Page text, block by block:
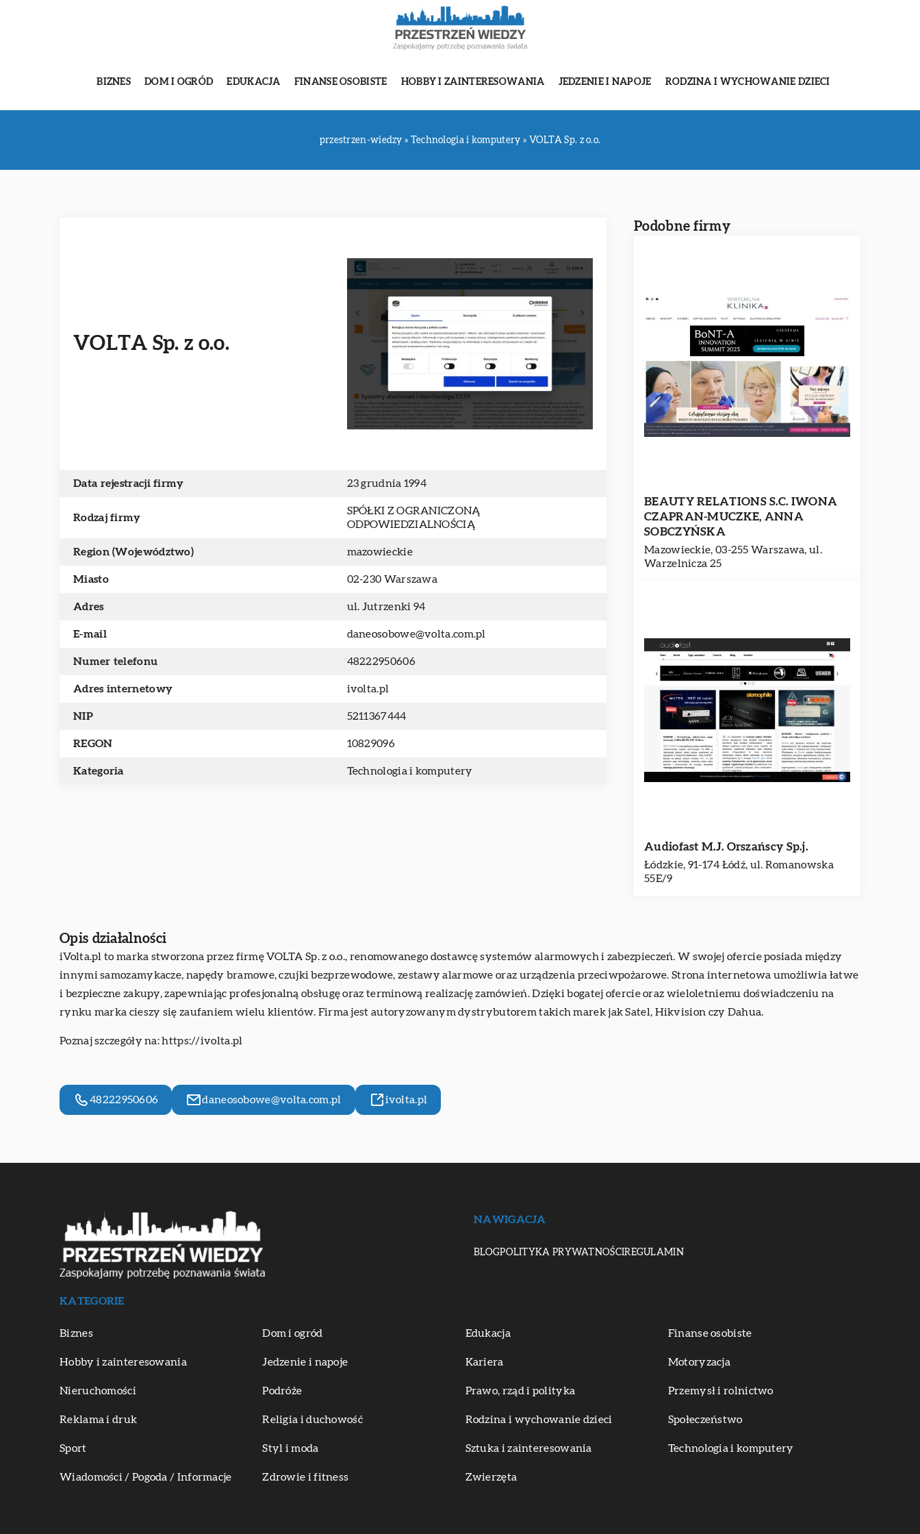
BIZNES DOM I OGRÓD EDUKACJA FINANSE OSOBISTE HOBBY I ZAINTERESOWANIA JEDZENIE I NAPOJE RODZINA I WYCHOWANIE DZIECI
przestrzen-wiedzy » Technologia i komputery » VOLTA Sp. z o.o.
VOLTA Sp. z o.o.
Data rejestracji firmy 23 grudnia 1994
Rodzaj firmy
SPÓŁKI Z OGRANICZONĄ
ODPOWIEDZIALNOŚCIĄ
Region (Województwo) mazowieckie
Miasto 02-230 Warszawa
Adres ul. Jutrzenki 94
E-mail daneosobowe@volta.com.pl
Numer telefonu 48222950606
Adres internetowy ivolta.pl
NIP 5211367444
REGON 10829096
Kategoria Technologia i komputery
Podobne firmy
BEAUTY RELATIONS S.C. IWONA
CZAPRAN-MUCZKE, ANNA
SOBCZYŃSKA
Mazowieckie, 03-255 Warszawa, ul.
Warzelnicza 25
Audiofast M.J. Orszańscy Sp.j.
Łódzkie, 91-174 Łódź, ul. Romanowska
55E/9
Opis działalności
iVolta.pl to marka stworzona przez firmę VOLTA Sp. z o.o., renomowanego dostawcę systemów alarmowych i zabezpieczeń. W swojej ofercie posiada między
innymi samozamykacze, napędy bramowe, czujki bezprzewodowe, zestawy alarmowe oraz urządzenia przeciwpożarowe. Strona internetowa umożliwia łatwe
i bezpieczne zakupy, zapewniając profesjonalną obsługę oraz terminową realizację zamówień. Dzięki bogatej ofercie oraz wieloletniemu doświadczeniu na
rynku marka cieszy się zaufaniem wielu klientów. Firma jest autoryzowanym dystrybutorem takich marek jak Satel, Hikvision czy Dahua.
Poznaj szczegóły na:https://ivolta.pl
48222950606 daneosobowe@volta.com.pl ivolta.pl
NAWIGACJA
BLOGPOLITYKA PRYWATNOŚCIREGULAMIN
KATEGORIE
Biznes Dom i ogród Edukacja Finanse osobiste
Hobby i zainteresowania Jedzenie i napoje Kariera Motoryzacja
Nieruchomości Podróże Prawo, rząd i polityka Przemysł i rolnictwo
Reklama i druk Religia i duchowość Rodzina i wychowanie dzieci Społeczeństwo
Sport Styl i moda Sztuka i zainteresowania Technologia i komputery
Wiadomości / Pogoda / Informacje Zdrowie i fitness Zwierzęta